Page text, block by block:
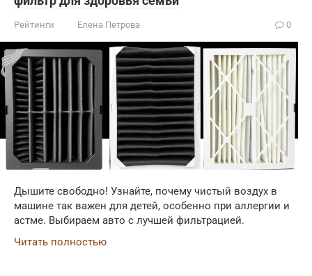
Рейтинги Елена Петрова 0
Дышите свободно! Узнайте, почему чистый воздух в
машине так важен для детей, особенно при аллергии и
астме. Выбираем авто с лучшей фильтрацией.
Читать полностью